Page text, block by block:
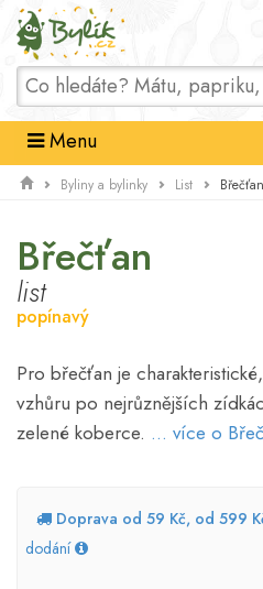
Domů
Menu
Byliny a bylinky List
Břečťan
list
popínavý
Pro břečťan je
vzhůru po nejrůznějších
zelené koberce. ... více o
Doprava od 59 Kč, od 599
dodání